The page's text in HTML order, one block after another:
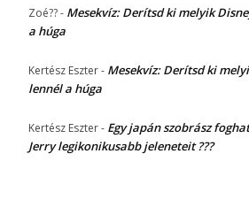
Zoé??- Mesekvíz: Derítsd ki melyik
a húga
Kertész Eszter- Mesekvíz: Derítsd ki
lennél a húga
Kertész Eszter- Egy japán szobrász
Jerry legikonikusabb jeleneteit ???